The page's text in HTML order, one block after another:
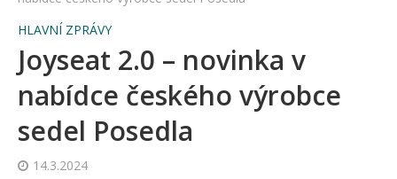
HLAVNÍ ZPRÁVY
Joyseat 2.0 – novinka v
nabídce českého výrobce
sedel Posedla
14.3.2024